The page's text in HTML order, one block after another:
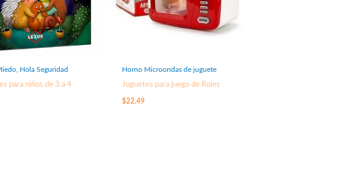
Hola Seguridad
para niños de 3 a 4
Horno Microondas de juguete
Juguetes para juego de Roles
$22.49